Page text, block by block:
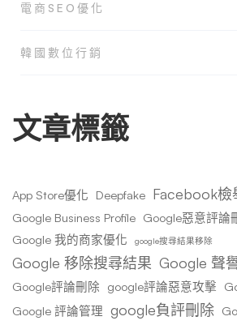
電商SEO優化
韓國數位行銷
文章標籤
App Store優化 Deepfake Facebook檢
Google Business Profile Google惡意評論
Google 我的商家優化
google搜尋結果移除
Google 移除搜尋結果 Google 聲
Google評論刪除 google評論惡意攻擊
Google 評論管理 google負評刪除